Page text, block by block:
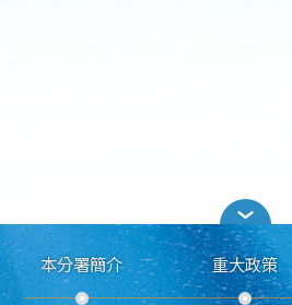
本分署簡介 重大政策